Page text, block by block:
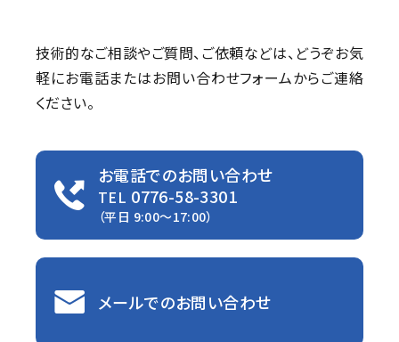
技術的なご相談やご質問、ご依頼などは、 どうぞお気
軽にお電話またはお問い合わせフォームからご連絡
ください。
お電話でのお問い合わせ
TEL 0776-58-3301
（平日 9:00〜17:00）
メールでのお問い合わせ